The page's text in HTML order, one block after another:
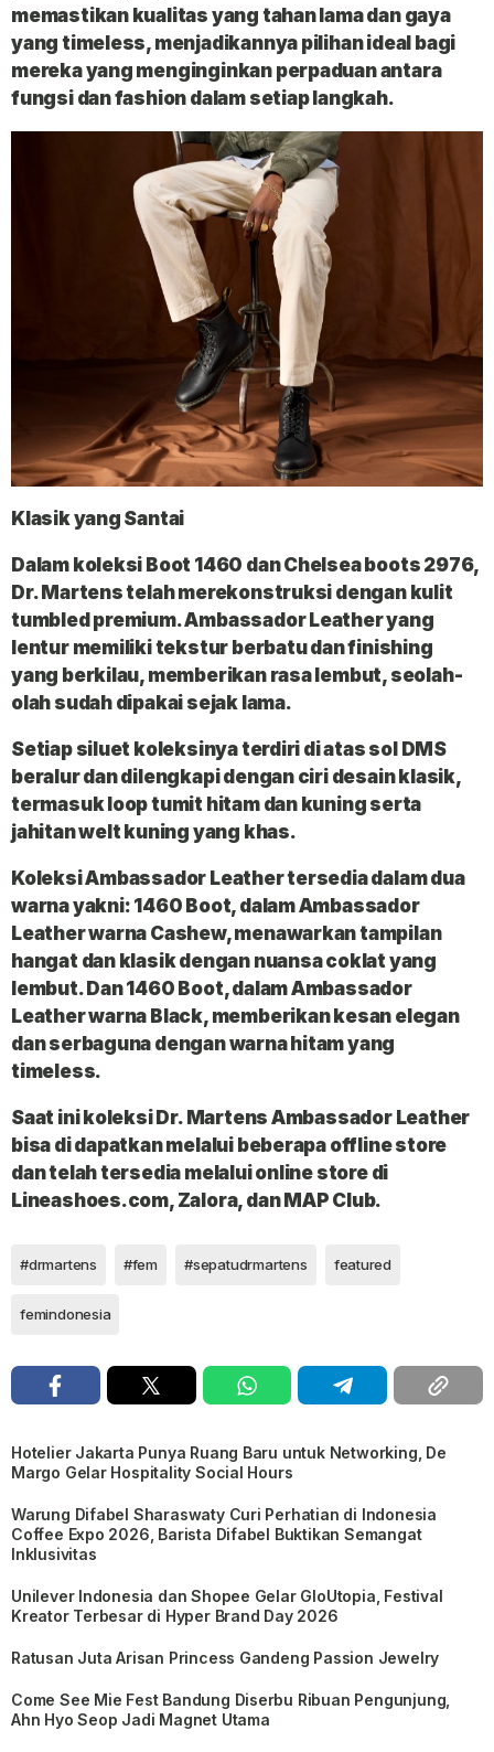
memastikan kualitas yang tahan lama dan gaya
yang timeless, menjadikannya pilihan ideal bagi
mereka yang menginginkan perpaduan antara
fungsi dan fashion dalam setiap langkah.
Klasik yang Santai
Dalam koleksi Boot 1460 dan Chelsea boots 2976,
Dr. Martens telah merekonstruksi dengan kulit
tumbled premium. Ambassador Leather yang
lentur memiliki tekstur berbatu dan finishing
yang berkilau, memberikan rasa lembut, seolah-
olah sudah dipakai sejak lama.
Setiap siluet koleksinya terdiri di atas sol DMS
beralur dan dilengkapi dengan ciri desain klasik,
termasuk loop tumit hitam dan kuning serta
jahitan welt kuning yang khas.
Koleksi Ambassador Leather tersedia dalam dua
warna yakni: 1460 Boot, dalam Ambassador
Leather warna Cashew, menawarkan tampilan
hangat dan klasik dengan nuansa coklat yang
lembut. Dan 1460 Boot, dalam Ambassador
Leather warna Black, memberikan kesan elegan
dan serbaguna dengan warna hitam yang
timeless.
Saat ini koleksi Dr. Martens Ambassador Leather
bisa di dapatkan melalui beberapa offline store
dan telah tersedia melalui online store di
Lineashoes.com, Zalora, dan MAP Club.
#drmartens #fem #sepatudrmartens featured
femindonesia
Hotelier Jakarta Punya Ruang Baru untuk Networking, De
Margo Gelar Hospitality Social Hours
Warung Difabel Sharaswaty Curi Perhatian di Indonesia
Coffee Expo 2026, Barista Difabel Buktikan Semangat
Inklusivitas
Unilever Indonesia dan Shopee Gelar GloUtopia, Festival
Kreator Terbesar di Hyper Brand Day 2026
Ratusan Juta Arisan Princess Gandeng Passion Jewelry
Come See Mie Fest Bandung Diserbu Ribuan Pengunjung,
Ahn Hyo Seop Jadi Magnet Utama